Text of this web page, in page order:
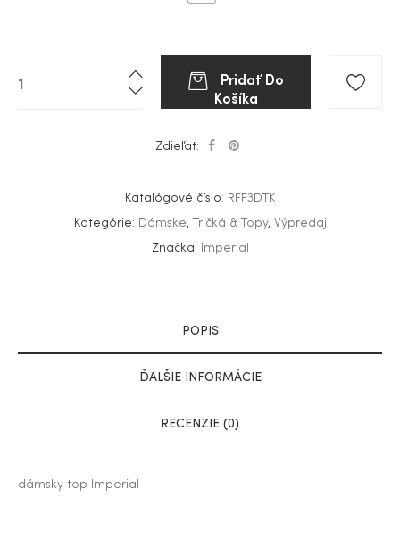
Pridať Do
Košíka
Zdieľať:
Katalógové číslo: RFF3DTK
Kategórie: Dámske, Tričká & Topy, Výpredaj
Značka:
Imperial
POPIS
ĎALŠIE INFORMÁCIE
RECENZIE (0)
dámsky top Imperial